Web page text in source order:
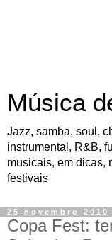
Música
Jazz, samba, soul,
instrumental, R&B,
musicais, em dicas,
festivais
25 novembro 2010
Copa Fest: